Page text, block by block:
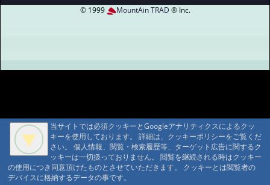
当サイトでは必須クッキーとGoogleアナリティクスによるクッ
キーを使用しております。 詳細は、クッキーポリシーをご覧くだ
さい。 個人情報、閲覧・検索履歴等、ターゲット広告に関するク
ッキーは一切扱っておりません。 閲覧を継続される時はクッキー
の使用につき同意頂けたものとさせていただきます。 クッキーとは閲覧者の
デバイスに格納するデータの事です。
© 1999 MountAin TRAD ® Inc.
当サイトでは必須クッキーとGoogleアナリティクスによるクッ
キーを使用しております。 詳細は、クッキーポリシーをご覧くだ
さい。 個人情報、閲覧・検索履歴等、ターゲット広告に関するク
ッキーは一切扱っておりません。 閲覧を継続される時はクッキー
の使用につき同意頂けたものとさせていただきます。 クッキーとは閲覧者の
デバイスに格納するデータの事です。